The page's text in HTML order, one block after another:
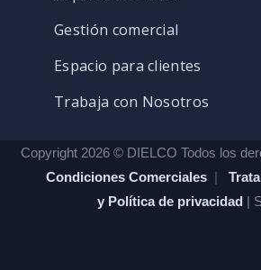
Gestión comercial
Espacio para clientes
Trabaja con Nosotros
Copyright 2026 © DIELCO Todos los
Condiciones Comerciales |
y Política de privacidad |